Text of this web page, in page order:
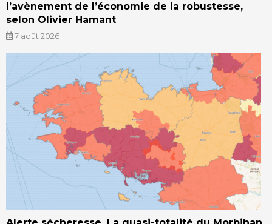
l’avènement de l’économie de la robustesse,
selon Olivier Hamant
7 août 2026